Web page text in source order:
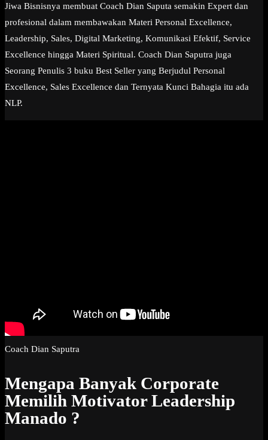
Jiwa Bisnisnya membuat Coach Dian Saputa semakin Expert dan
profesional dalam membawakan Materi Personal Excellence,
Leadership, Sales, Digital Marketing, Komunikasi Efektif, Service
Excellence hingga Materi Spiritual. Coach Dian Saputra juga
Seorang Penulis 3 buku Best Seller yang Berjudul Personal
Excellence, Sales Excellence dan Ternyata Kunci Bahagia itu ada
NLP.
Coach Dian Saputra
Mengapa Banyak Corporate
Memilih Motivator Leadership
Manado ?